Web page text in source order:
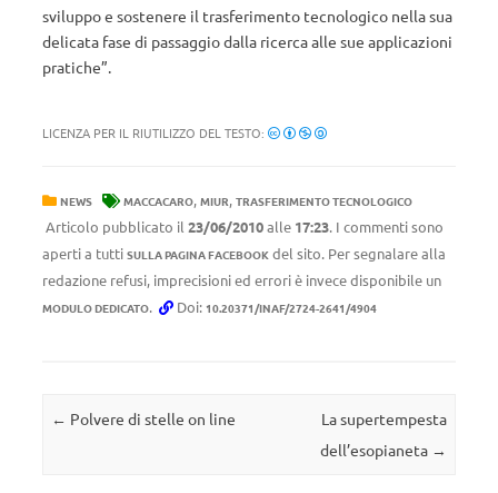
sviluppo e sostenere il trasferimento tecnologico nella sua
delicata fase di passaggio dalla ricerca alle sue applicazioni
pratiche”.
LICENZA PER IL RIUTILIZZO DEL TESTO:
NEWS MACCACARO, MIUR, TRASFERIMENTO TECNOLOGICO
Articolo pubblicato il 23/06/2010alle 17:23. I commenti sono
aperti a tutti SULLA PAGINA FACEBOOK del sito. Per segnalare alla
redazione refusi, imprecisioni ed errori è invece disponibile un
MODULO DEDICATO. Doi: 10.20371/INAF/2724-2641/4904
Navigazione articolo
← Polvere di stelle on line
La supertempesta
dell’esopianeta →